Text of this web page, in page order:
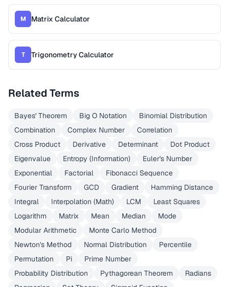
M Matrix Calculator
T Trigonometry Calculator
Related Terms
Bayes' Theorem Big O Notation
Binomial Distribution
Combination
Complex Number
Correlation
Cross Product
Derivative Determinant
Dot Product
Eigenvalue
Entropy (Information)
Euler's Number
Exponential
Factorial
Fibonacci Sequence
Fourier Transform
GCD Gradient
Hamming Distance
Integral
Interpolation (Math) LCM
Least Squares
Logarithm
Matrix Mean Median
Mode
Modular Arithmetic
Monte Carlo Method
Newton's Method
Normal Distribution
Percentile
Permutation
Pi
Prime Number
Probability Distribution
Pythagorean Theorem
Radians